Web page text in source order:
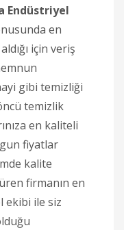
Endüstriyel
en
için veriş
gibi temizliği
temizlik
en kaliteli
fiyatlar
kalite
firmanın en
ekibi ile siz